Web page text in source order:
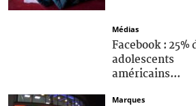
Médias
Facebook : 25%
adolescents
américains...
Marques